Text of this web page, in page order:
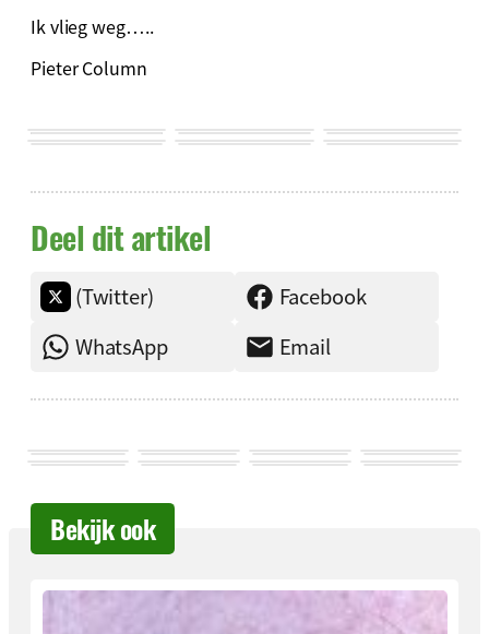
Ik vlieg weg…..
Pieter Column
Deel dit artikel
(Twitter)
Facebook
WhatsApp
Email
Bekijk ook